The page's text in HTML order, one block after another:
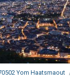
Yom Haatsmaout